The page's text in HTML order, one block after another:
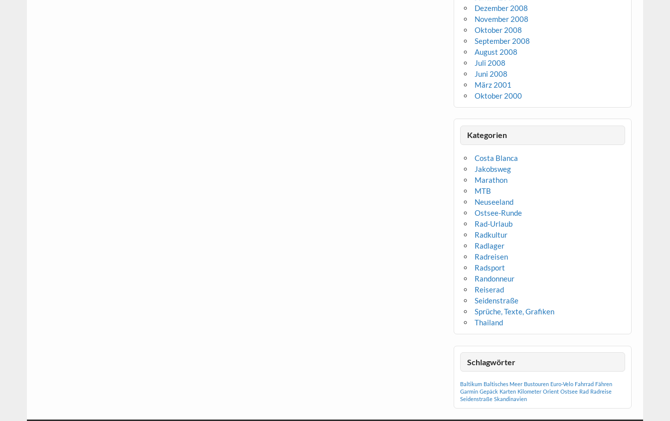
Dezember 2008
November 2008
Oktober 2008
September 2008
August 2008
Juli 2008
Juni 2008
März 2001
Oktober 2000
Kategorien
Costa Blanca
Jakobsweg
Marathon
MTB
Neuseeland
Ostsee-Runde
Rad-Urlaub
Radkultur
Radlager
Radreisen
Radsport
Randonneur
Reiserad
Seidenstraße
Sprüche, Texte, Grafiken
Thailand
Schlagwörter
Baltikum Baltisches Meer Bustouren Euro-Velo Fahrrad Fähren
Garmin Gepäck Karten Kilometer Orient Ostsee Rad Radreise
Seidenstraße Skandinavien